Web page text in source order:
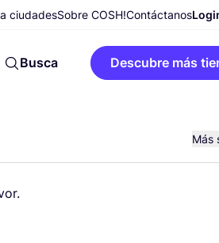
ciudadesSobre COSH!Contáctanos
Busca Descubre más
Más